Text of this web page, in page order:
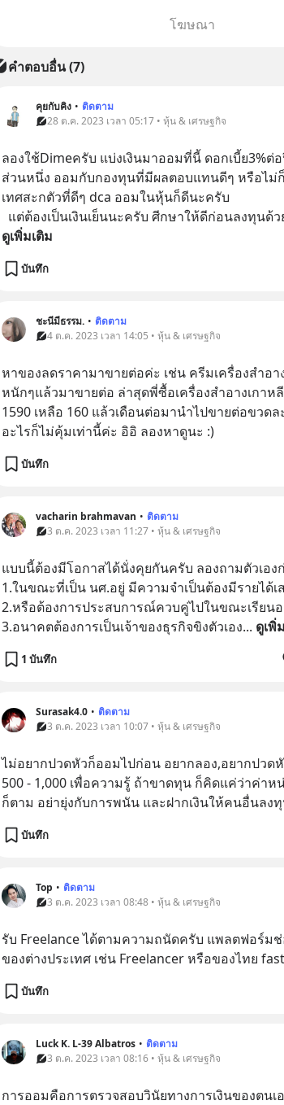
โฆษณา
คำตอบอื่น(7)
คุยกับคิง • ติดตาม
28 ต.ค. 2023 เวลา 05:17 • หุ้น & เศรษฐกิจ
ลองใช้Dimeครับ แบ่งเงินมาออมที่นี้ ดอกเบี้ย3%ต่
ส่วนหนึ่ง ออมกับกองทุนที่มีผลตอบแทนดีๆ หรือไม่
เทศสะกตัวที่ดีๆ dca ออมในหุ้นก็ดีนะครับ
แต่ต้องเป็นเงินเย็นนะครับ ศีกษาให้ดีก่อนลงทุนด้
ดูเพิ่มเติม
บันทึก
ชะนีมีธรรม. • ติดตาม
4 ต.ค. 2023 เวลา 14:05 • หุ้น & เศรษฐกิจ
หาของลดราคามาขายต่อค่ะ เช่น ครีมเครื่องสำอ
หนักๆแล้วมาขายต่อ ล่าสุดพี่ซื้อเครื่องสำอางเกาห
1590 เหลือ 160 แล้วเดือนต่อมานำไปขายต่อขวด
อะไรก็ไม่คุ้มเท่านี้ค่ะ อิอิ ลองหาดูนะ :)
บันทึก
vacharin brahmavan • ติดตาม
3 ต.ค. 2023 เวลา 11:27 • หุ้น & เศรษฐกิจ
แบบนี้ต้องมีโอกาสได้นั่งคุยกันครับ ลองถามตัวเอง
1.ในขณะที่เป็น นศ.อยู่ มีความจำเป็นต้องมีรายได้เ
2.หรือต้องการประสบการณ์ควบคู่ไปในขณะเรียน
3.อนาคตต้องการเป็นเจ้าของธุรกิจขิงตัวเอง... ดูเพิ่
1 บันทึก
Surasak4.0 • ติดตาม
3 ต.ค. 2023 เวลา 10:07 • หุ้น & เศรษฐกิจ
ไม่อยากปวดหัวก็ออมไปก่อน อยากลอง,อยากปวด
500 - 1,000 เพื่อความรู้ ถ้าขาดทุน ก็คิดแค่ว่าค่าห
ก็ตาม อย่ายุ่งกับการพนัน และฝากเงินให้คนอื่นลง
บันทึก
Top • ติดตาม
3 ต.ค. 2023 เวลา 08:48 • หุ้น & เศรษฐกิจ
รับ Freelance ได้ตามความถนัดครับ แพลตฟอร์มช่
ของต่างประเทศ เช่น Freelancer หรือของไทย
บันทึก
Luck K. L-39 Albatros • ติดตาม
3 ต.ค. 2023 เวลา 08:16 • หุ้น & เศรษฐกิจ
การออมคือการตรวจสอบวินัยทางการเงินของตนเ